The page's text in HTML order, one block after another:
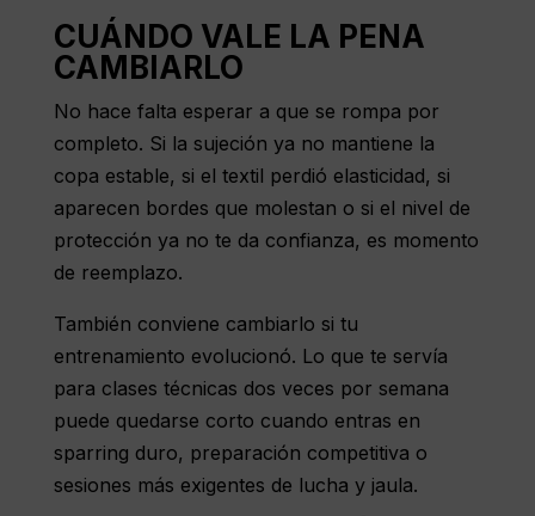
CUÁNDO VALE LA PENA
CAMBIARLO
No hace falta esperar a que se rompa por
completo. Si la sujeción ya no mantiene la
copa estable, si el textil perdió elasticidad, si
aparecen bordes que molestan o si el nivel de
protección ya no te da confianza, es momento
de reemplazo.
También conviene cambiarlo si tu
entrenamiento evolucionó. Lo que te servía
para clases técnicas dos veces por semana
puede quedarse corto cuando entras en
sparring duro, preparación competitiva o
sesiones más exigentes de lucha y jaula.